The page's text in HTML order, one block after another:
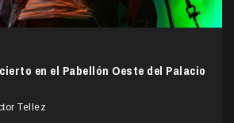
en el Pabellón Oeste del Palacio
Tellez